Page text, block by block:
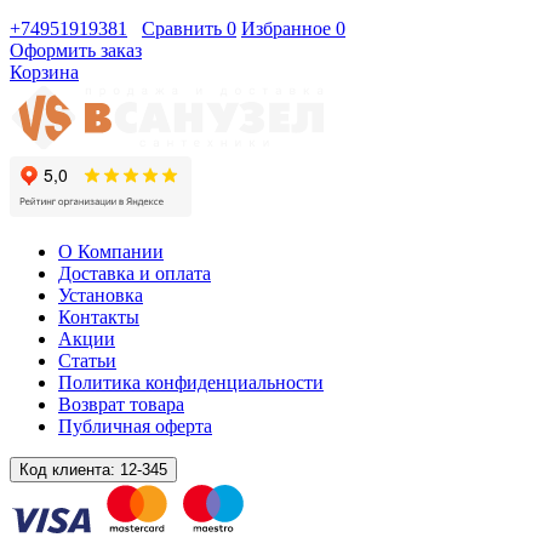
+74951919381
Сравнить 0 Избранное 0
Оформить заказ
Корзина
О Компании
Доставка и оплата
Установка
Контакты
Акции
Статьи
Политика конфиденциальности
Возврат товара
Публичная оферта
Код клиента: 12-345